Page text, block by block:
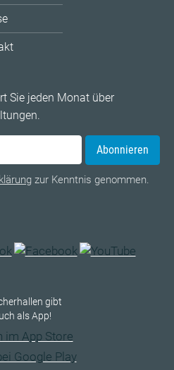
Sie jeden Monat über
Abonnieren
zur Kenntnis genommen.
gibt
als App!